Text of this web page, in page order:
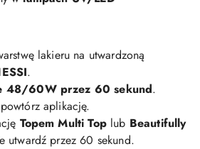
lakieru na utwardzoną
.
48/60W przez 60 sekund.
aplikację.
Topem Multi Toplub Beautifully
utwardź przez 60 sekund.